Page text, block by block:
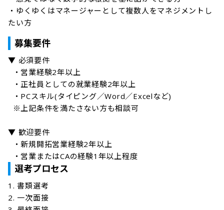
・ゆくゆくはマネージャーとして複数人をマネジメントし
たい方
募集要件
▼ 必須要件
▼ 歓迎要件
  ・営業またはCAの経験1年以上程度
選考プロセス
1. 書類選考
2. 一次面接